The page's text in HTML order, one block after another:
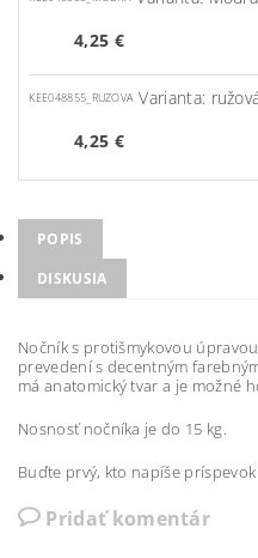
4,25 €
KEE048855_RUZOVA Varianta:
4,25 €
POPIS
DISKUSIA
Nočník s protišmykovou
prevedení s decentným
má anatomický tvar a je možné
Nosnosť nočníka je do 15 kg.
Buďte prvý, kto napíše
Pridať komentár